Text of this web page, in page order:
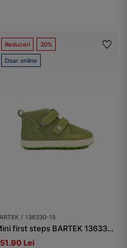
Reduceri 30%
Doar online
/ 136330-15
Mini first steps BARTEK 136330-15, verde
Lei